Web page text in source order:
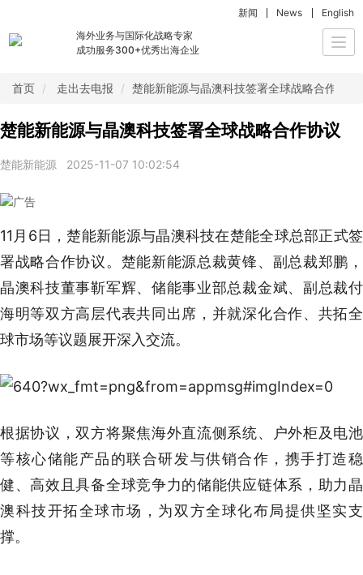
海外业务与国际化战略专家
成功服务300+优秀出海企业
新闻 News English
首页 走出去电报 楚能新能源与晶澳科技签署全球战略合作协议
楚能新能源与晶澳科技签署全球战略合作协议
楚能新能源 2025-11-07 10:02:54
11月6日，楚能新能源与晶澳科技在楚能全球总部正式签
署战略合作协议。楚能新能源总裁黄锋、副总裁郑鹏，
晶澳科技董事靳军辉、储能事业部总裁金斌、副总裁付
海明等双方高层代表共同出席，并就深化合作、共拓全
球市场等议题展开深入交流。
根据协议，双方将聚焦海外直流侧系统、户外柜及电池
等核心储能产品的联合研发与供销合作，携手打造稳
健、高效且具备全球竞争力的储能供应链体系，助力晶
澳科技开拓全球市场，为双方全球化布局提供坚实支
撑。